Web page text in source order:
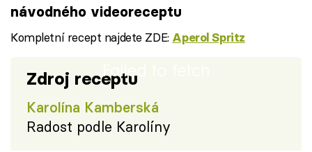
návodného videoreceptu
Kompletní recept najdete ZDE: Aperol Spritz
Failed to fetch
Zdroj receptu
Karolína Kamberská
Radost podle Karolíny